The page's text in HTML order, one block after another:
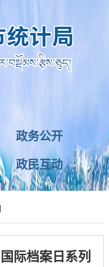
政务公开
政民互动
际档案日系列